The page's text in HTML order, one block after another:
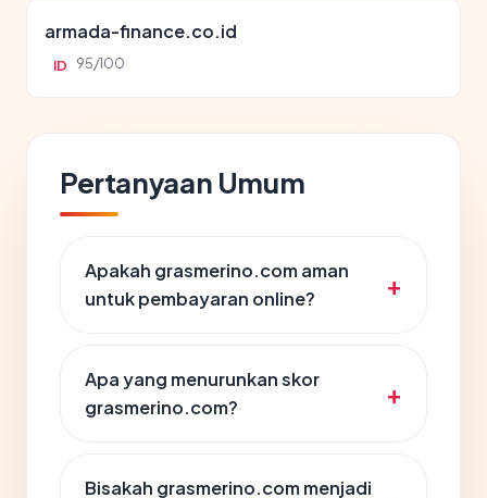
armada-finance.co.id
ID 95/100
Pertanyaan Umum
Apakah grasmerino.com aman
untuk pembayaran online?
Apa yang menurunkan skor
grasmerino.com?
Bisakah grasmerino.com menjadi